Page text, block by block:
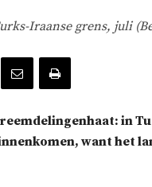
Iraanse grens, juli
in
want het